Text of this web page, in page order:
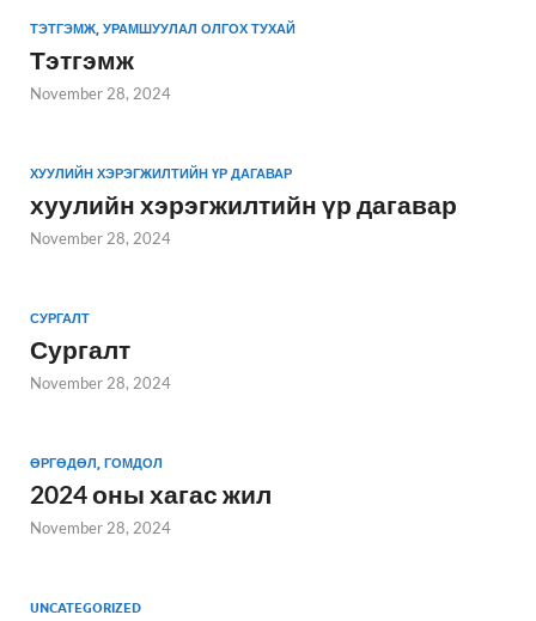
ТЭТГЭМЖ, УРАМШУУЛАЛ ОЛГОХ ТУХАЙ
Тэтгэмж
November 28, 2024
ХУУЛИЙН ХЭРЭГЖИЛТИЙН ҮР ДАГАВАР
хуулийн хэрэгжилтийн үр дагавар
November 28, 2024
СУРГАЛТ
Сургалт
November 28, 2024
ӨРГӨДӨЛ, ГОМДОЛ
2024 оны хагас жил
November 28, 2024
UNCATEGORIZED